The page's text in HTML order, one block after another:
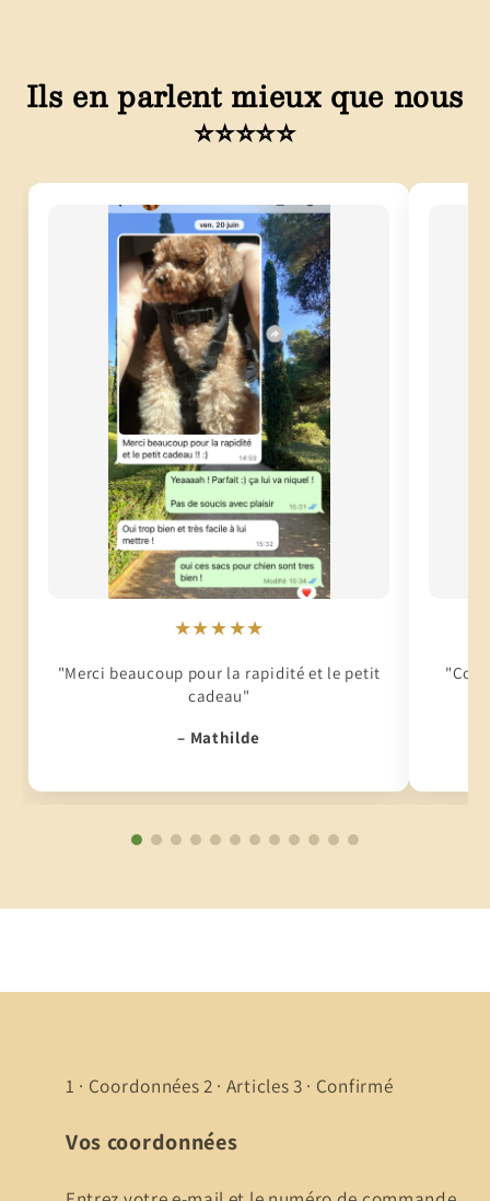
Ils en parlent mieux que nous
⭐⭐⭐⭐⭐
★★★★★
"Merci beaucoup pour la rapidité et le petit
cadeau"
– Mathilde